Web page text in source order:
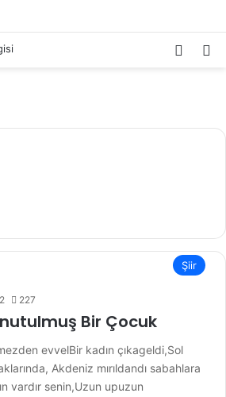
Kayıt
Şiir
2 227
Bir Çocuk
evvelBir kadın çıkageldi,Sol
Akdeniz mırıldandı sabahlara
vardır senin,Uzun upuzun